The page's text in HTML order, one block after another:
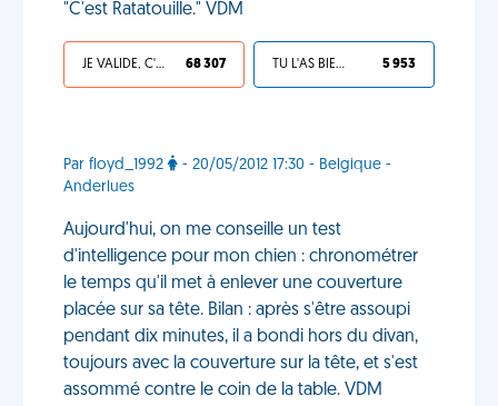
"C'est Ratatouille." VDM
JE VALIDE, C'EST UNE VDM 68 307 TU L'AS BIEN MÉRITÉ 5 953
Par floyd_1992
- 20/05/2012 17:30 - Belgique -
Anderlues
Aujourd'hui, on me conseille un test
d'intelligence pour mon chien : chronométrer
le temps qu'il met à enlever une couverture
placée sur sa tête. Bilan : après s'être assoupi
pendant dix minutes, il a bondi hors du divan,
toujours avec la couverture sur la tête, et s'est
assommé contre le coin de la table. VDM